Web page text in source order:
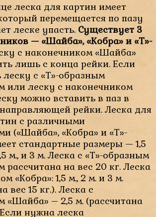
леска для картин имеет
перемещается по пазу
леске упасть. Существует 3
— «Шайба», «Кобра» и «Т»-
с наконечником «Шайба»
лишь с конца рейки. Если
леску с «Т»-образным
или леску с наконечником
можно вставить в паз в
рейки. Леска для
с различными
(«Шайба», «Кобра» и «Т»-
стандартные размеры — 1,5
м., и 3 м. Леска с «Т»-образным
рассчитана на вес 20 кг. Леска
«Кобра»: 1,5 м., 2 м. и 3 м.
вес 15 кг.). Леска с
«Шайба» – 2,5 м. (рассчитана
Если нужна леска